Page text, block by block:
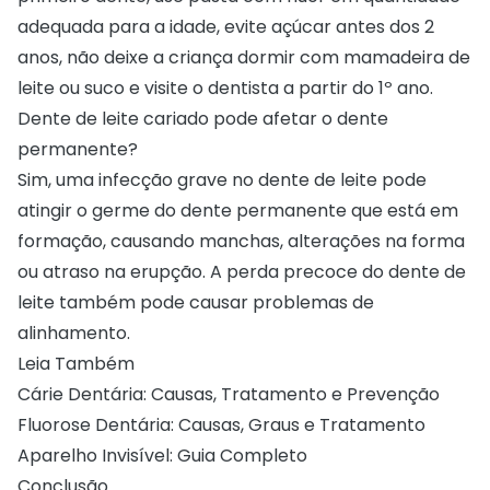
adequada para a idade, evite açúcar antes dos 2
anos, não deixe a criança dormir com mamadeira de
leite ou suco e visite o dentista a partir do 1º ano.
Dente de leite cariado pode afetar o dente
permanente?
Sim, uma infecção grave no dente de leite pode
atingir o germe do dente permanente que está em
formação, causando manchas, alterações na forma
ou atraso na erupção. A perda precoce do dente de
leite também pode causar problemas de
alinhamento.
Leia Também
Cárie Dentária: Causas, Tratamento e Prevenção
Fluorose Dentária: Causas, Graus e Tratamento
Aparelho Invisível: Guia Completo